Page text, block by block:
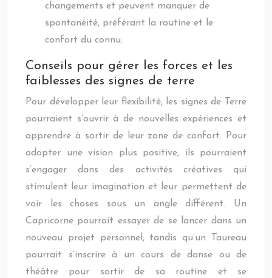
changements et peuvent manquer de
spontanéité, préférant la routine et le
confort du connu.
Conseils pour gérer les forces et les
faiblesses des signes de terre
Pour développer leur flexibilité, les signes de Terre
pourraient s’ouvrir à de nouvelles expériences et
apprendre à sortir de leur zone de confort. Pour
adopter une vision plus positive, ils pourraient
s’engager dans des activités créatives qui
stimulent leur imagination et leur permettent de
voir les choses sous un angle différent. Un
Capricorne pourrait essayer de se lancer dans un
nouveau projet personnel, tandis qu’un Taureau
pourrait s’inscrire à un cours de danse ou de
théâtre pour sortir de sa routine et se